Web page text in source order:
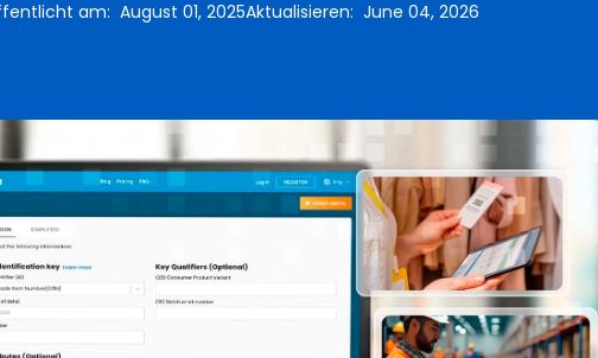
am:August 01, 2025Aktualisieren:June 04, 2026